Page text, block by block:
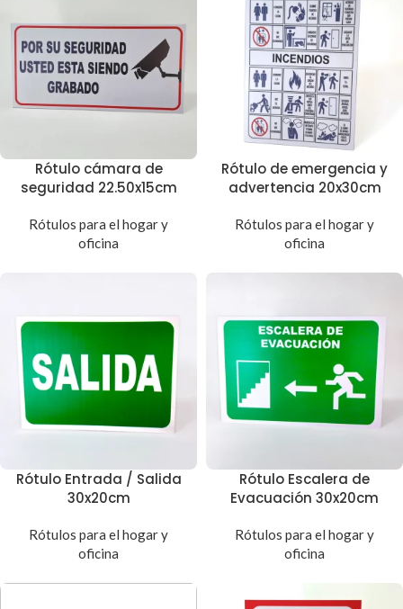
Rótulo cámara de
seguridad 22.50x15cm
Rótulos para el hogar y
oficina
Rótulo de emergencia y
advertencia 20x30cm
Rótulos para el hogar y
oficina
Rótulo Entrada / Salida
30x20cm
Rótulos para el hogar y
oficina
Rótulo Escalera de
Evacuación 30x20cm
Rótulos para el hogar y
oficina